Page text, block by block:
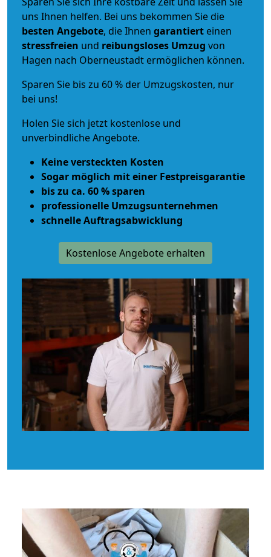
uns Ihnen helfen. Bei uns bekommen Sie die
besten Angebote, die Ihnen garantiert einen
stressfreien und reibungsloses Umzug von
Hagen nach Oberneustadt ermöglichen können.
Sparen Sie bis zu 60 % der Umzugskosten, nur
bei uns!
Holen Sie sich jetzt kostenlose und
unverbindliche Angebote.
Keine versteckten Kosten
Sogar möglich mit einer Festpreisgarantie
bis zu ca. 60 % sparen
professionelle Umzugsunternehmen
schnelle Auftragsabwicklung
Kostenlose Angebote erhalten